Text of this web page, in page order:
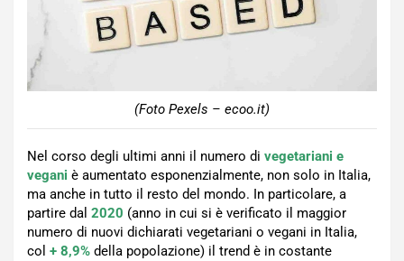
(Foto Pexels – ecoo.it)
Nel corso degli ultimi anni il numero di vegetariani e
vegani è aumentato esponenzialmente, non solo in Italia,
ma anche in tutto il resto del mondo. In particolare, a
partire dal 2020 (anno in cui si è verificato il maggior
numero di nuovi dichiarati vegetariani o vegani in Italia,
col + 8,9% della popolazione) il trend è in costante